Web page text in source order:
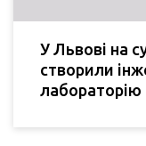
У Львові на
створили
лабораторію